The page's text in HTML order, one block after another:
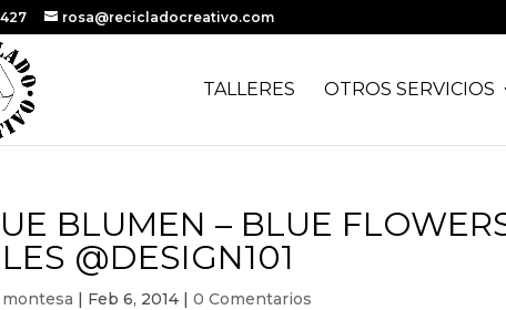
rosa@recicladocreativo.com
TALLERES OTROS SERVICIOS
BLUMEN – BLUE
@DESIGN101
montesa | Feb 6, 2014 |0 Comentarios